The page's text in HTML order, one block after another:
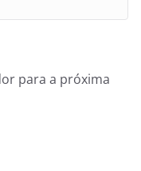
para a próxima